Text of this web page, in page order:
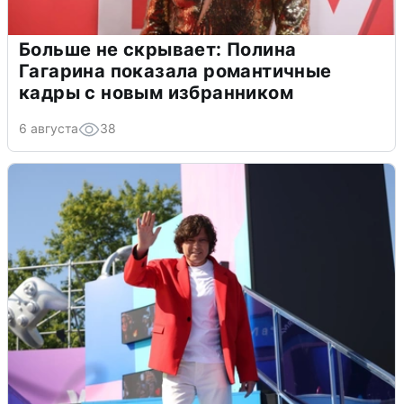
Больше не скрывает: Полина
Гагарина показала романтичные
кадры с новым избранником
6 августа 38